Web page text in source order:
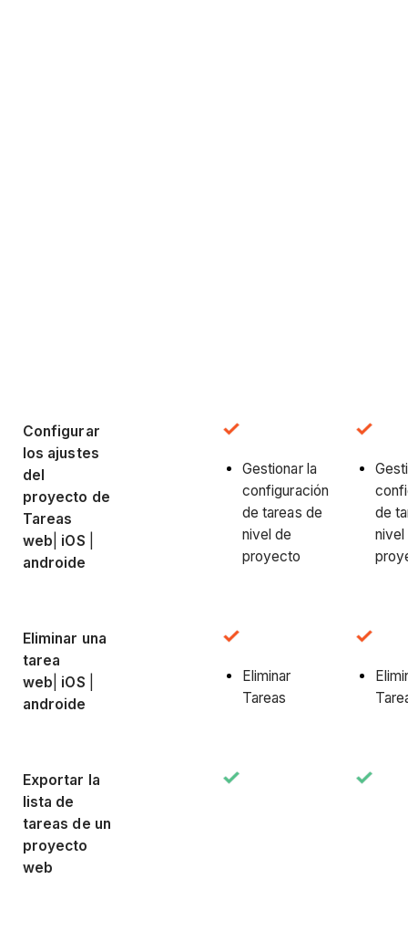
Configurar
los ajustes
del
proyecto de
Tareas
web iOS
androide
Gestionar la
configuración
de tareas de
nivel de
proyecto
de
nivel
Eliminar una
tarea
web iOS
androide
Eliminar
Tareas
Exportar la
lista de
tareas de un
proyecto
web